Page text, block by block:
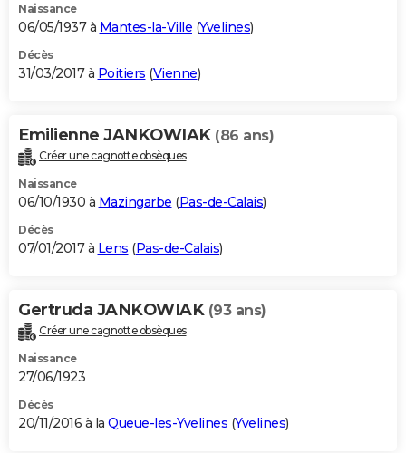
Naissance
06/05/1937 à Mantes-la-Ville (Yvelines)
Décès
31/03/2017 à Poitiers (Vienne)
Emilienne JANKOWIAK (86 ans)
Créer une cagnotte obsèques
Naissance
06/10/1930 à Mazingarbe (Pas-de-Calais)
Décès
07/01/2017 à Lens (Pas-de-Calais)
Gertruda JANKOWIAK (93 ans)
Créer une cagnotte obsèques
Naissance
27/06/1923
Décès
20/11/2016 à la Queue-les-Yvelines (Yvelines)